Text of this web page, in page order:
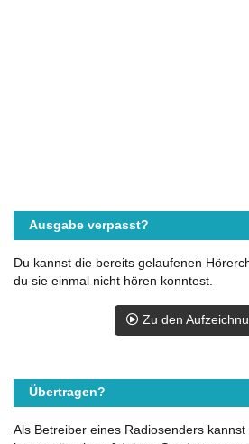
Ausgabe verpasst?
Du kannst die bereits gelaufenen
du sie einmal nicht hören konntest.
Zu den
Übertragen?
Als Betreiber eines Radiosenders